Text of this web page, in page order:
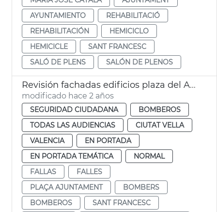
AYUNTAMIENTO
REHABILITACIÓ
REHABILITACIÓN
HEMICICLO
HEMICICLE
SANT FRANCESC
SALÓ DE PLENS
SALÓN DE PLENOS
Revisión fachadas edificios plaza del Ayuntamiento
modificado hace 2 años
SEGURIDAD CIUDADANA
BOMBEROS
TODAS LAS AUDIENCIAS
CIUTAT VELLA
VALENCIA
EN PORTADA
EN PORTADA TEMÁTICA
NORMAL
FALLAS
FALLES
PLAÇA AJUNTAMENT
BOMBERS
BOMBEROS
SANT FRANCESC